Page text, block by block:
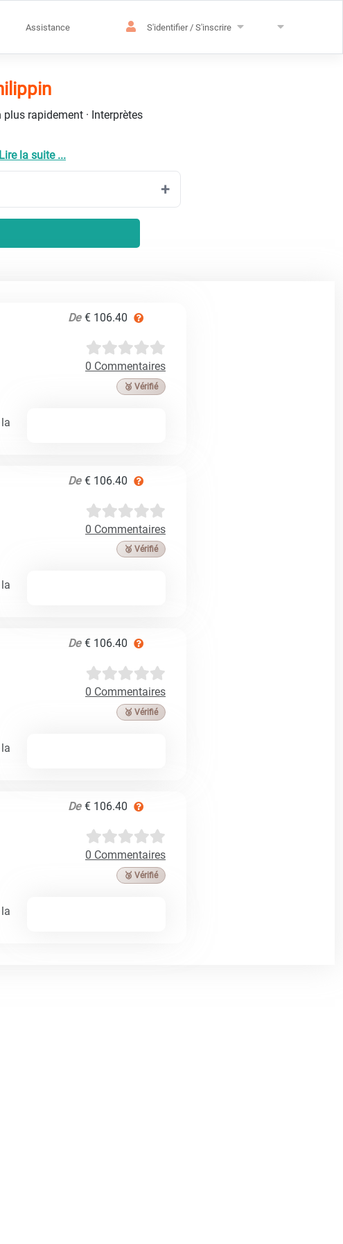
Assistance S'identifier / S'inscrire
rapidement · Interprètes
Lire la suite ...
De € 106.40
0 Commentaires
🥉 Vérifié
De € 106.40
0 Commentaires
🥉 Vérifié
De € 106.40
0 Commentaires
🥉 Vérifié
De € 106.40
0 Commentaires
🥉 Vérifié